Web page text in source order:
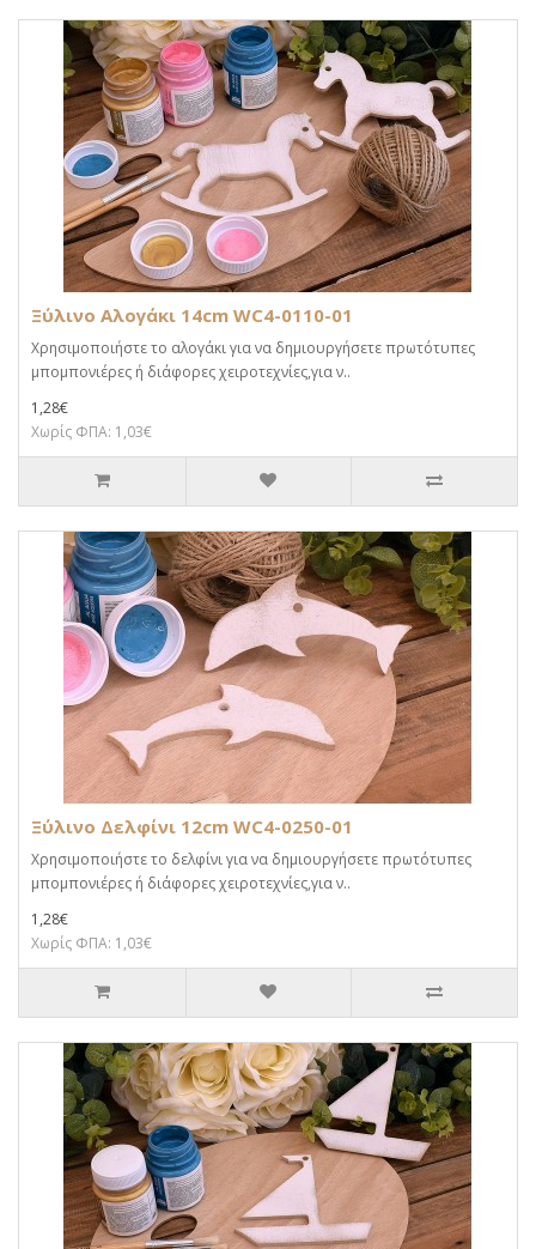
Ξύλινο Αλογάκι 14cm WC4-0110-01
Χρησιμοποιήστε το αλογάκι για να δημιουργήσετε πρωτότυπες
μπομπονιέρες ή διάφορες χειροτεχνίες,για ν..
1,28€
Χωρίς ΦΠΑ: 1,03€
Ξύλινο Δελφίνι 12cm WC4-0250-01
Χρησιμοποιήστε το δελφίνι για να δημιουργήσετε πρωτότυπες
μπομπονιέρες ή διάφορες χειροτεχνίες,για ν..
1,28€
Χωρίς ΦΠΑ: 1,03€